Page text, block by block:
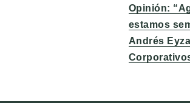
Entrada
anterior:
Opinión:
estamos
Andrés